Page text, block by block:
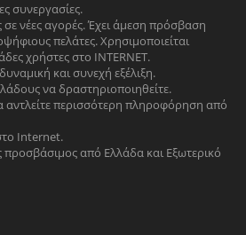
συνεργασίες.
σε νέες αγορές. Έχει άμεση πρόσβαση
πελάτες. Χρησιμοποιείται
χρήστες στο INTERNET.
και συνεχή εξέλιξη.
να δραστηριοποιηθείτε.
αντλείτε περισσότερη πληροφόρηση από
Internet.
προσβάσιμος από Ελλάδα και Εξωτερικό